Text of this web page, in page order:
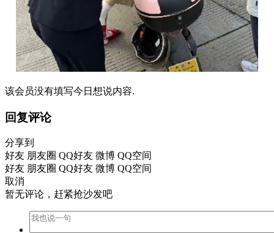
该会员没有填写今日想说内容.
回复评论
分享到
好友 朋友圈 QQ好友 微博 QQ空间
好友 朋友圈 QQ好友 微博 QQ空间
取消
暂无评论，赶紧抢沙发吧